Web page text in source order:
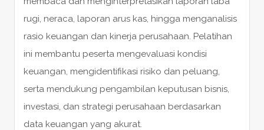
rugi, neraca, laporan arus kas, hingga menganalisis
rasio keuangan dan kinerja perusahaan. Pelatihan
ini membantu peserta mengevaluasi kondisi
keuangan, mengidentifikasi risiko dan peluang,
serta mendukung pengambilan keputusan bisnis,
investasi, dan strategi perusahaan berdasarkan
data keuangan yang akurat.